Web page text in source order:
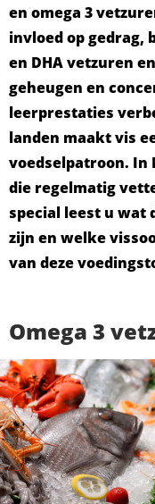
en omega 3
invloed op gedrag,
en DHA vetzuren
geheugen en
leerprestaties
landen maakt vis
voedselpatroon. In
die regelmatig
special leest u wat
zijn en welke
van deze
Omega 3